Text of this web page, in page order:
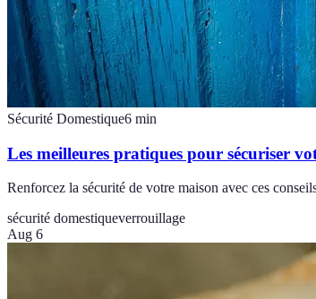
Sécurité Domestique6 min
Les meilleures pratiques pour sécuriser
Renforcez la sécurité de votre maison avec ces
sécurité domestiqueverrouillage
Aug 6